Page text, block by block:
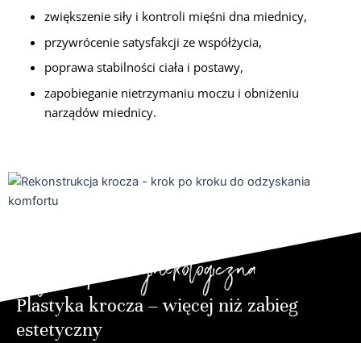
zwiększenie siły i kontroli mięśni dna miednicy,
przywrócenie satysfakcji ze współżycia,
poprawa stabilności ciała i postawy,
zapobieganie nietrzymaniu moczu i obniżeniu
narządów miednicy.
Fizjoterapia uroginekologiczna
Plastyka krocza – więcej niż zabieg
estetyczny